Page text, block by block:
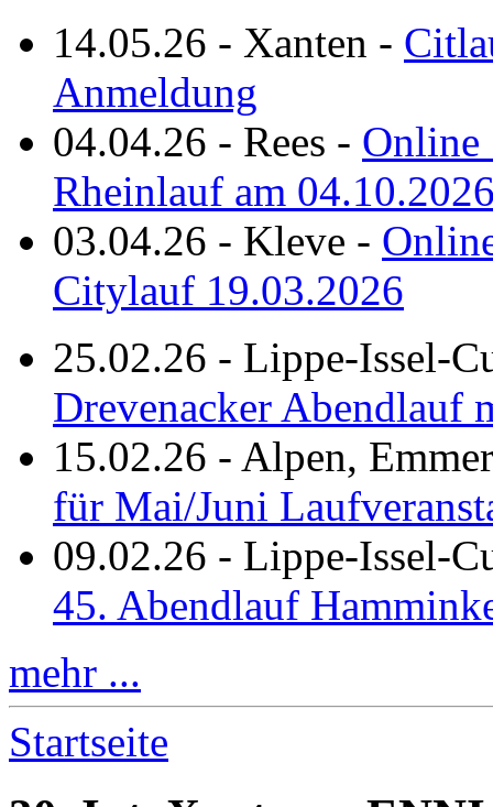
14.05.26 - Xanten -
Anmeldung
04.04.26 - Rees - Online
Rheinlauf am
03.04.26 - Kleve -
Citylauf 19.03.2026
25.02.26 - Lippe-Issel-
Drevenacker Abendlauf
15.02.26 - Alpen,
für Mai/Juni
09.02.26 - Lippe-Issel-
45. Abendlauf
mehr ...
Startseite